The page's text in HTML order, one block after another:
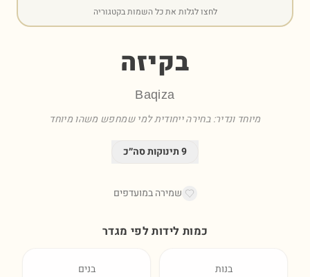
לחצו לגלות את כל השמות בקטגוריה
בקיזה
Baqiza
מיוחד ונדיר: בחירה ייחודית למי שמחפש משהו מיוחד
9תינוקות סה״כ
שמירה במועדפים
כמות לידות לפי מגדר
בנות בנים